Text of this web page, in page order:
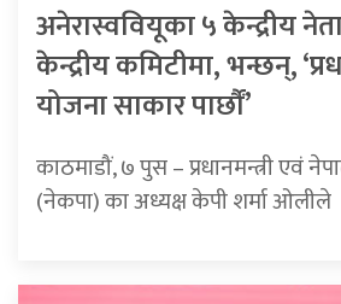
अनेरास्ववियूका ५ केन्द्रीय
केन्द्रीय कमिटीमा, भन्छन्,
योजना साकार पार्छौं’
काठमाडौं, ७ पुस – प्रधानमन्त्री एवं
(नेकपा) का अध्यक्ष केपी शर्मा ओलीले